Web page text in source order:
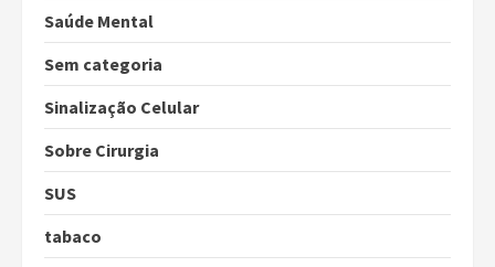
Saúde Mental
Sem categoria
Sinalização Celular
Sobre Cirurgia
SUS
tabaco